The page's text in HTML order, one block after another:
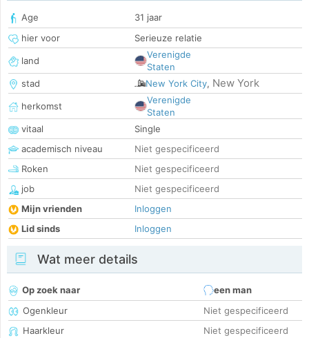
Age
31 jaar
hier voor
Serieuze relatie
land
Verenigde
Staten
stad
New York City, New York
herkomst
Verenigde
Staten
vitaal
Single
academisch niveau
Niet gespecificeerd
Roken
Niet gespecificeerd
job
Niet gespecificeerd
Mijn vrienden
Inloggen
Lid sinds
Inloggen
Wat meer details
Op zoek naar
een man
Ogenkleur
Niet gespecificeerd
Haarkleur
Niet gespecificeerd